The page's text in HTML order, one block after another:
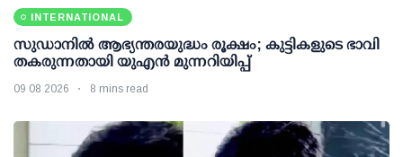
INTERNATIONAL
സുഡാനിൽ ആഭ്യന്തരയുദ്ധം രൂക്ഷം; കുട്ടികളുടെ ഭാവി
തകരുന്നതായി യുഎൻ മുന്നറിയിപ്പ്
09 08 2026 8 mins read